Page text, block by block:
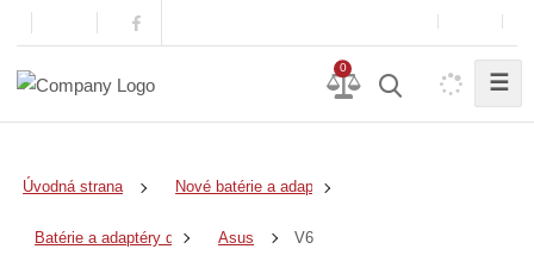
0
☰
Úvodná strana Nové batérie a adaptéry
Batérie a adaptéry do notebookov
Asus V6